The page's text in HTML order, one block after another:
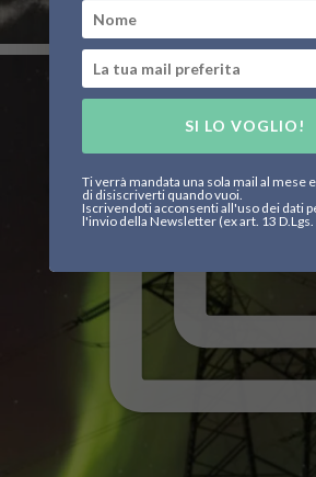
SI LO VOGLIO!
Ti verrà mandata una sola mail al mese
di disiscriverti quando vuoi.
Iscrivendoti acconsenti all'uso dei dati
l'invio della Newsletter (ex art. 13